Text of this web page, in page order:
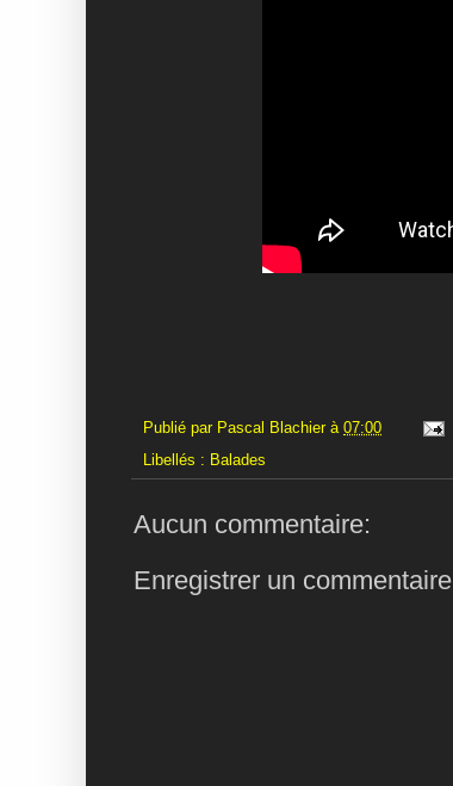
Publié par Pascal Blachier à 07:00
Libellés : Balades
Aucun commentaire:
Enregistrer un commentaire